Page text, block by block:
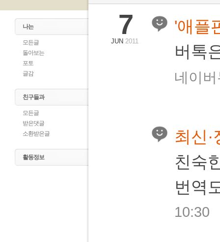
나는
모든글
돌아보는
포토
글감
친구들과
모든글
받은댓글
소환받은글
활동정보
7
JUN 2011
'애플
버톡
네이
최신
친숙
번역
10:30